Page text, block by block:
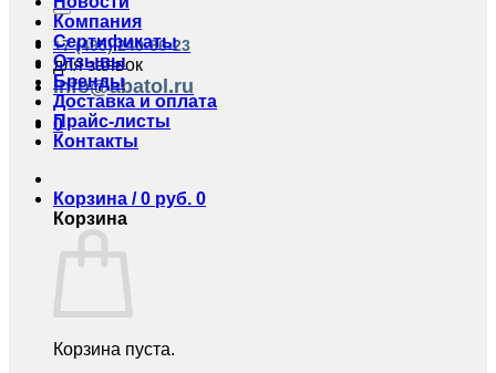
+7 (495) 240-86-23
для заявок
info@abatol.ru
0
Компания
Сертификаты
Отзывы
Бренды
Доставка и оплата
Прайс-листы
Контакты
Корзина /0 руб. 0
Корзина
Корзина пуста.